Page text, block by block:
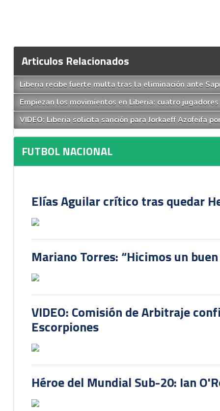
Articulos Relacionados
Liberia recibe fuerte multa tras la eliminación ante
Empiezan los movimientos en Liberia: cuatro
VIDEO: Liberia solicita sanción para Jorkaeff Azofeifa
FUTBOL NACIONAL
Elías Aguilar crítico tras quedar
Mariano Torres: “Hicimos un
VIDEO: Comisión de Arbitraje
Escorpiones
Héroe del Mundial Sub-20: Ian